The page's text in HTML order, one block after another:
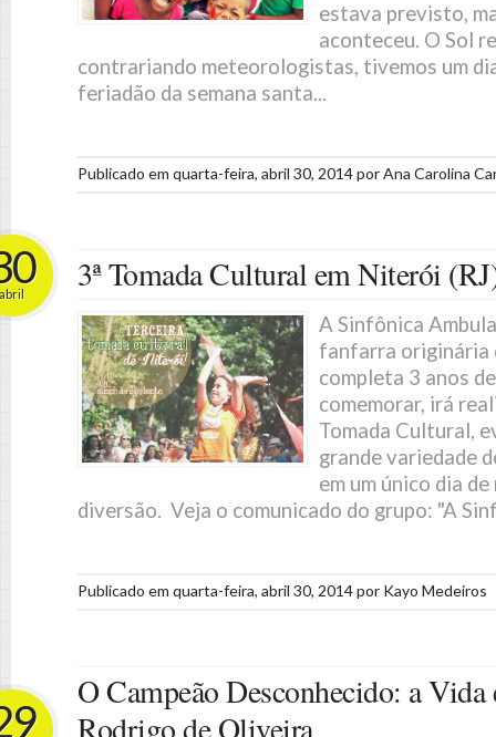
estava previsto,
aconteceu. O Sol
contrariando meteorologistas, tivemos um
feriadão da semana santa...
Publicado em quarta-feira, abril 30, 2014porAna Carolina
3ª Tomada Cultural em Niterói
abril
A Sinfônica
fanfarra originária
completa 3 anos
comemorar, irá
Tomada Cultural,
grande variedade
em um único dia
diversão. Veja o comunicado do grupo: "A
Publicado em quarta-feira, abril 30, 2014por Kayo Medeiros
O Campeão Desconhecido: a Vida
Rodrigo de Oliveira